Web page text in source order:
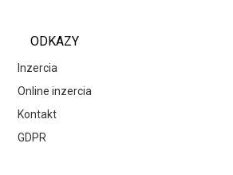
ODKAZY
Inzercia
Online inzercia
Kontakt
GDPR